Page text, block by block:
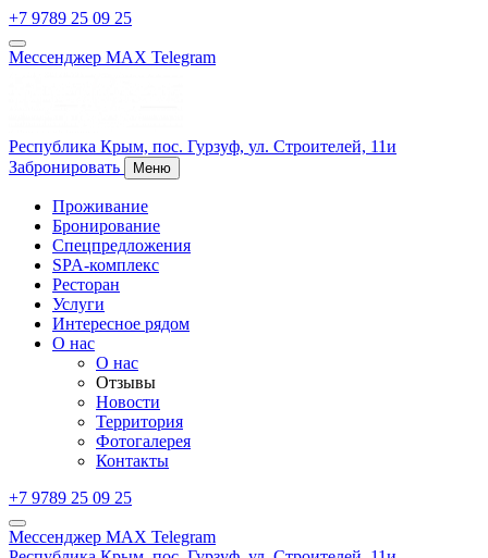
+7 9789 25 09 25
Мессенджер MAX Telegram
Республика Крым, пос. Гурзуф, ул. Строителей, 11и
Забронировать
Меню
Проживание
Бронирование
Спецпредложения
SPA-комплекс
Ресторан
Услуги
Интересное рядом
О нас
О нас
Отзывы
Новости
Территория
Фотогалерея
Контакты
+7 9789 25 09 25
Мессенджер MAX Telegram